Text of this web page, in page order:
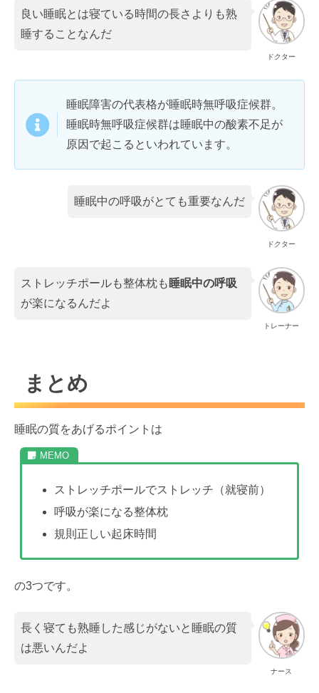
ドクター
良い睡眠とは寝ている時間の長さよりも熟
睡することなんだ
睡眠障害の代表格が睡眠時無呼吸症候群。
睡眠時無呼吸症候群は睡眠中の酸素不足が
原因で起こるといわれています。
ドクター
睡眠中の呼吸がとても重要なんだ
トレーナー
ストレッチポールも整体枕も 睡眠中の呼吸
が楽になるんだよ
まとめ
睡眠の質をあげるポイントは
ストレッチポールでストレッチ（就寝前）
呼吸が楽になる整体枕
規則正しい起床時間
の3つです。
ナース
長く寝ても熟睡した感じがないと睡眠の質
は悪いんだよ